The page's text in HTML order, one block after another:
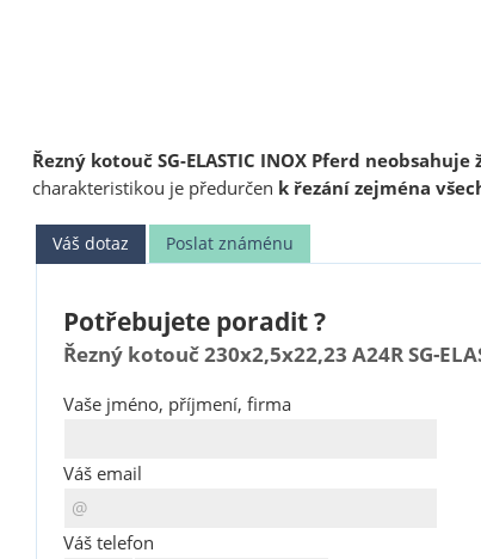
Řezný kotouč SG-ELASTIC INOX Pferd
charakteristikou je předurčen k řezání zejména
Váš dotaz Poslat známénu
Potřebujete poradit ?
Řezný kotouč 230x2,5x22,23 A24R SG-
Vaše jméno, příjmení, firma
Váš email
Váš telefon